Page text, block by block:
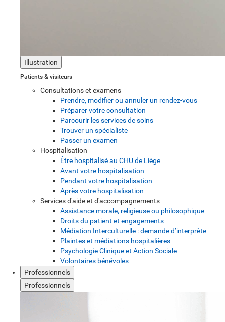
Illustration
Patients & visiteurs
Consultations et examens
Prendre, modifier ou annuler un rendez-vous
Préparer votre consultation
Parcourir les services de soins
Trouver un spécialiste
Passer un examen
Hospitalisation
Être hospitalisé au CHU de Liège
Avant votre hospitalisation
Pendant votre hospitalisation
Après votre hospitalisation
Services d'aide et d'accompagnements
Assistance morale, religieuse ou philosophique
Droits du patient et engagements
Médiation Interculturelle : demande d’interprète
Plaintes et médiations hospitalières
Psychologie Clinique et Action Sociale
Volontaires bénévoles
Professionnels
Professionnels